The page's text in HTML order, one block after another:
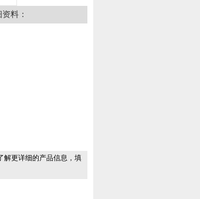
料：
解更详细的产品信息，填